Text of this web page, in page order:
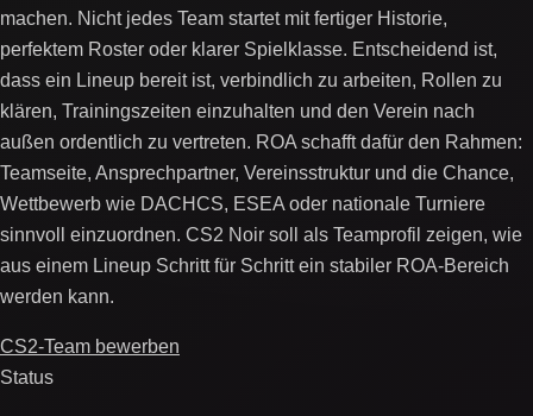
machen. Nicht jedes Team startet mit fertiger Historie,
perfektem Roster oder klarer Spielklasse. Entscheidend ist,
dass ein Lineup bereit ist, verbindlich zu arbeiten, Rollen zu
klären, Trainingszeiten einzuhalten und den Verein nach
außen ordentlich zu vertreten. ROA schafft dafür den Rahmen:
Teamseite, Ansprechpartner, Vereinsstruktur und die Chance,
Wettbewerb wie DACHCS, ESEA oder nationale Turniere
sinnvoll einzuordnen. CS2 Noir soll als Teamprofil zeigen, wie
aus einem Lineup Schritt für Schritt ein stabiler ROA-Bereich
werden kann.
CS2-Team bewerben
Status